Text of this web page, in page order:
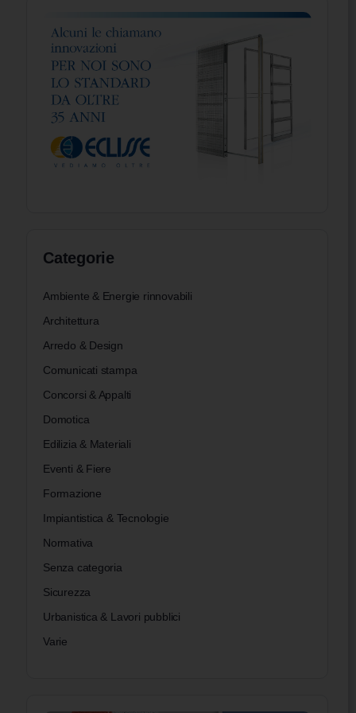
Categorie
Ambiente & Energie rinnovabili
Architettura
Arredo & Design
Comunicati stampa
Concorsi & Appalti
Domotica
Edilizia & Materiali
Eventi & Fiere
Formazione
Impiantistica & Tecnologie
Normativa
Senza categoria
Sicurezza
Urbanistica & Lavori pubblici
Varie